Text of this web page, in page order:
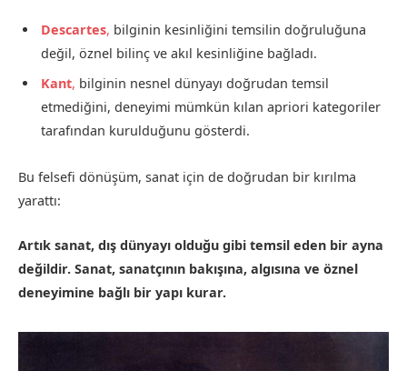
Descartes, bilginin kesinliğini temsilin doğruluğuna
değil, öznel bilinç ve akıl kesinliğine bağladı.
Kant, bilginin nesnel dünyayı doğrudan temsil
etmediğini, deneyimi mümkün kılan apriori kategoriler
tarafından kurulduğunu gösterdi.
Bu felsefi dönüşüm, sanat için de doğrudan bir kırılma
yarattı:
Artık sanat, dış dünyayı olduğu gibi temsil eden bir ayna
değildir. Sanat, sanatçının bakışına, algısına ve öznel
deneyimine bağlı bir yapı kurar.